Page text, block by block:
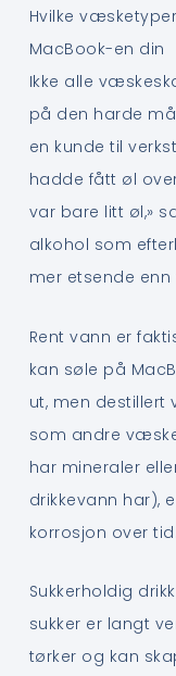
Hvilke
MacBook-en din
Ikke alle
på den harde
en kunde til
hadde fått øl
var bare litt øl,»
alkohol som
mer etsende enn
Rent vann er
kan søle på
ut, men destillert
som andre
har mineraler
drikkevann har),
korrosjon over tid.
Sukkerholdig
sukker er langt
tørker og kan